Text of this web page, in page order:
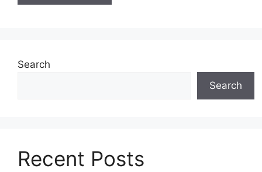
Search
Search
Recent Posts